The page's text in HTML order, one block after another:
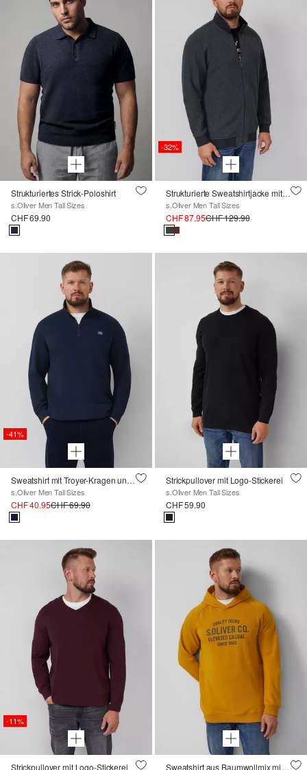
Strukturiertes Strick-Poloshirt
s.Oliver Men Tall Sizes
CHF 69.90
-32%
Strukturierte Sweatshirtjacke mit Stehkragen
s.Oliver Men Tall Sizes
CHF 87.95CHF 129.90
-41%
Sweatshirt mit Troyer-Kragen und Logo-Patch
s.Oliver Men Tall Sizes
CHF 40.95CHF 69.90
Strickpullover mit Logo-Stickerei
s.Oliver Men Tall Sizes
CHF 59.90
-11%
Strickpullover mit Logo-Stickerei Sweatshirt aus Baumwollmix mit Frontprint